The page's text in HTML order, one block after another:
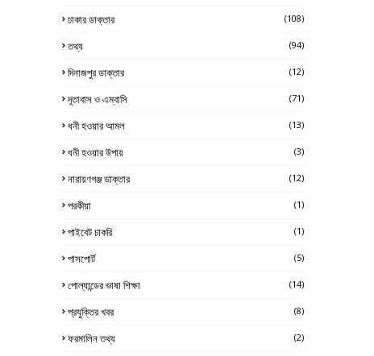
ঢাকার ডাক্তার (108)
তথ্য (94)
দিনাজপুর ডাক্তার (12)
দূতাবাস ও এম্বাসি (71)
ধনী হওয়ার আমল (13)
ধনী হওয়ার উপায় (3)
নারায়ণগঞ্জ ডাক্তার (12)
পরকীয়া (1)
পাইবেট চাকরি (1)
পাসপোর্ট (5)
পোল্যান্ডের ভাষা শিক্ষা (14)
প্রযুক্তির খবর (8)
ফরমালিন তথ্য (2)